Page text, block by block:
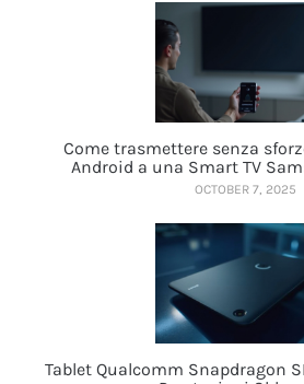
Come trasmettere senza
Android a una Smart TV
OCTOBER 7, 2025
Tablet Qualcomm Snapdragon